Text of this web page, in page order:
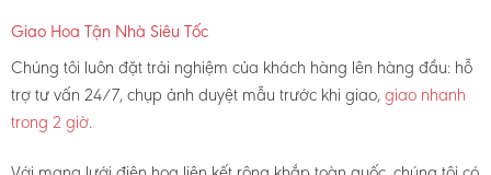
Giao Hoa Tận Nhà Siêu Tốc
Chúng tôi luôn đặt trải nghiệm của khách hàng lên hàng đầu: hỗ
trợ tư vấn 24/7, chụp ảnh duyệt mẫu trước khi giao,giao nhanh
trong 2 giờ.